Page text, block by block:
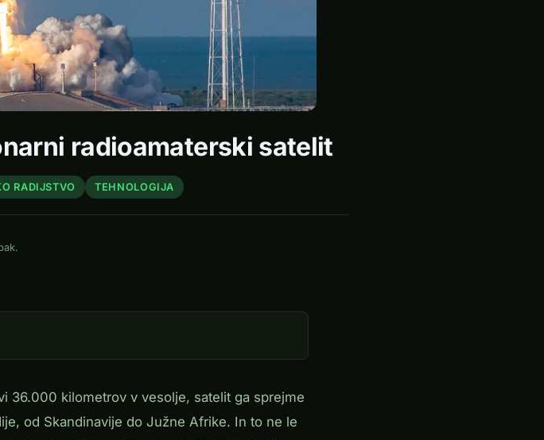
radioamaterski satelit
RADIJSTVO TEHNOLOGIJA
36.000 kilometrov v vesolje, satelit ga sprejme
od Skandinavije do Južne Afrike. In to ne le